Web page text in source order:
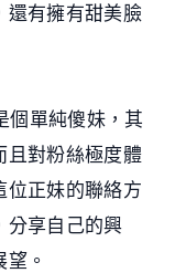
還有擁有甜美臉
個單純傻妹，其
且對粉絲極度體
位正妹的聯絡方
分享自己的興
。